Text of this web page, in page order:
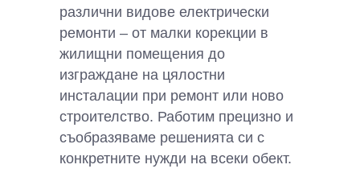
различни видове електрически
ремонти – от малки корекции в
жилищни помещения до
изграждане на цялостни
инсталации при ремонт или ново
строителство. Работим прецизно и
съобразяваме решенията си с
конкретните нужди на всеки обект.